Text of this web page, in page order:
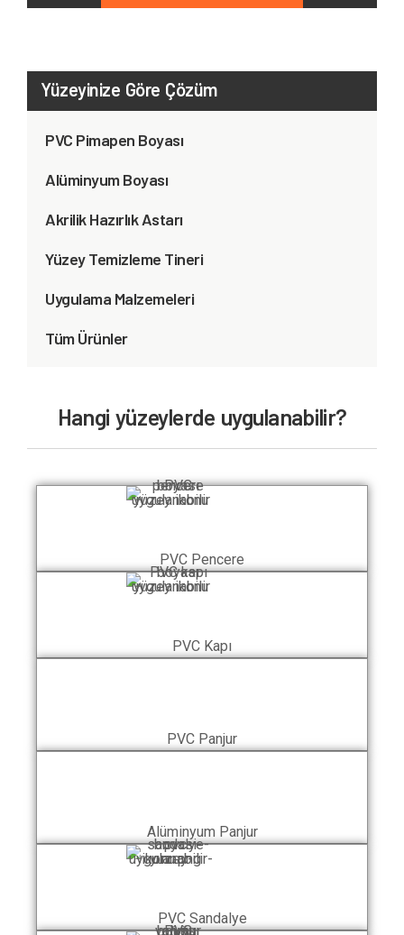
Yüzeyinize Göre Çözüm
PVC Pimapen Boyası
Alüminyum Boyası
Akrilik Hazırlık Astarı
Yüzey Temizleme Tineri
Uygulama Malzemeleri
Tüm Ürünler
Hangi yüzeylerde uygulanabilir?
PVC Pencere
PVC Kapı
PVC Panjur
Alüminyum Panjur
PVC Sandalye